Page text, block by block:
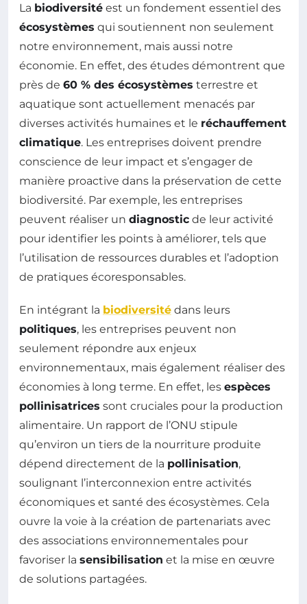
La biodiversité est un fondement essentiel des
écosystèmes qui soutiennent non seulement
notre environnement, mais aussi notre
économie. En effet, des études démontrent que
près de 60 % des écosystèmes terrestre et
aquatique sont actuellement menacés par
diverses activités humaines et le réchauffement
climatique. Les entreprises doivent prendre
conscience de leur impact et s’engager de
manière proactive dans la préservation de cette
biodiversité. Par exemple, les entreprises
peuvent réaliser un diagnostic de leur activité
pour identifier les points à améliorer, tels que
l’utilisation de ressources durables et l’adoption
de pratiques écoresponsables.
En intégrant la biodiversité dans leurs
politiques, les entreprises peuvent non
seulement répondre aux enjeux
environnementaux, mais également réaliser des
économies à long terme. En effet, les espèces
pollinisatrices sont cruciales pour la production
alimentaire. Un rapport de l’ONU stipule
qu’environ un tiers de la nourriture produite
dépend directement de la pollinisation,
soulignant l’interconnexion entre activités
économiques et santé des écosystèmes. Cela
ouvre la voie à la création de partenariats avec
des associations environnementales pour
favoriser la sensibilisation et la mise en œuvre
de solutions partagées.